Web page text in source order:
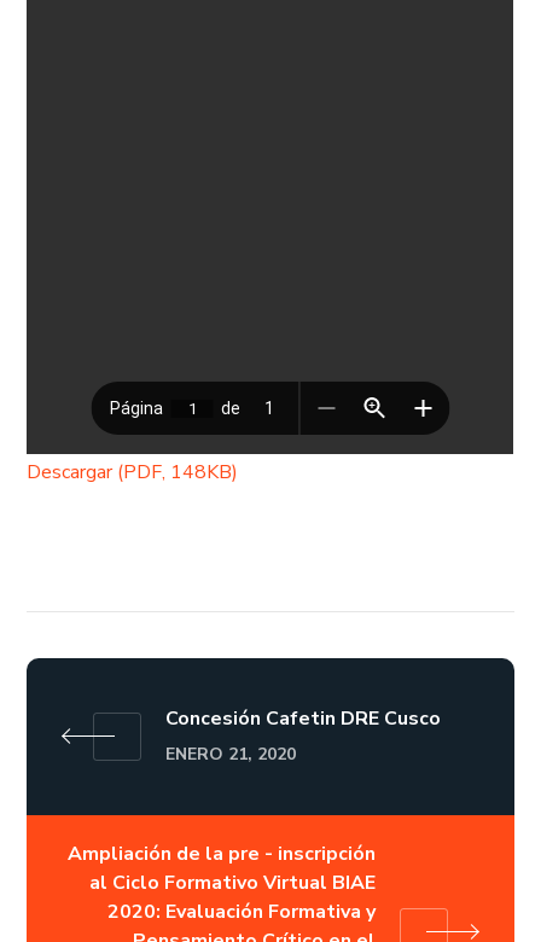
Descargar (PDF, 148KB)
Concesión Cafetin DRE Cusco
ENERO 21, 2020
Ampliación de la pre - inscripción
al Ciclo Formativo Virtual BIAE
2020: Evaluación Formativa y